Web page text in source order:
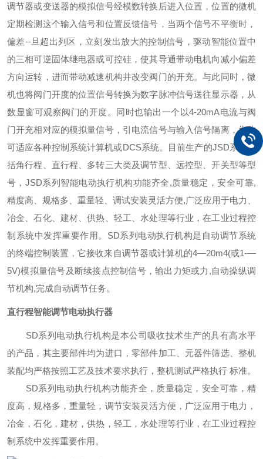
调节器或变送器的模拟信号经模数转换后进入位置，位置的微机
定期检测这个输入信号和位置反馈信号，当两个信号不平衡时，
偏差--旦超出列区，立刻发出放大的控制信号，驱动智能位置中
的三相可逆固体继电器或可控硅，使其导通带动电机向减小偏差
方向运转，进而带动减速机构井改变阀门的开充。与此同时，微
机也将阀门开度的位置信号转换为数字脉冲信号送往显示器，从
数显窗可观察阀门的开度。同时也输出一个以4-20mA电流与阀
门开充相对应的模拟量信号，引电流信号与输入信号隔离，为此
可适应各种控制系统计算机或DCS系统。
目前生产的JSD系列包
括角行程、直行程、多转三大类及调节型、远控型、开关型等型
号，JSD系列智能电动执行机构功能齐全,质量稳定，安全可靠,
精度高、规格多、重量轻、调试安装灵活方便,广泛应用于电力、
冶金、石化、建材、供热、轻工、水处理等行业，在工业过程控
制系统中发挥重要作用。SD系列电动执行机构是自动调节系统
的终端控制装置，它接收来自调节器或计算机的4—20m4(或1-—
5V)模拟量信号及断续接点控制信号，输出力矩或力,自动操纵调
节机构,完成自动调节任务。
直行程智能调节电动执行器
SD系列电动执行机构是本公司吸收技术生产的具有高水平
的产品，其主要部件均为进口，零部件加工、元器件筛选、整机
装配均严格按照工艺及技术要求执行，整机测试严格执行 标准。
SD系列电动执行机构功能齐全，质量稳定，安全可靠，精
度高，规格多，重量轻，调节安装灵活方便，广泛应用于电力，
冶金，石化，建材，供热，轻工，水处理等行业，在工业过程控
制系统中发挥重要作用。